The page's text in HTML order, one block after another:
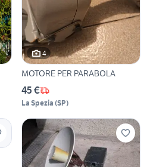
4
MOTORE PER PARABOLA
45 €
La Spezia (SP)